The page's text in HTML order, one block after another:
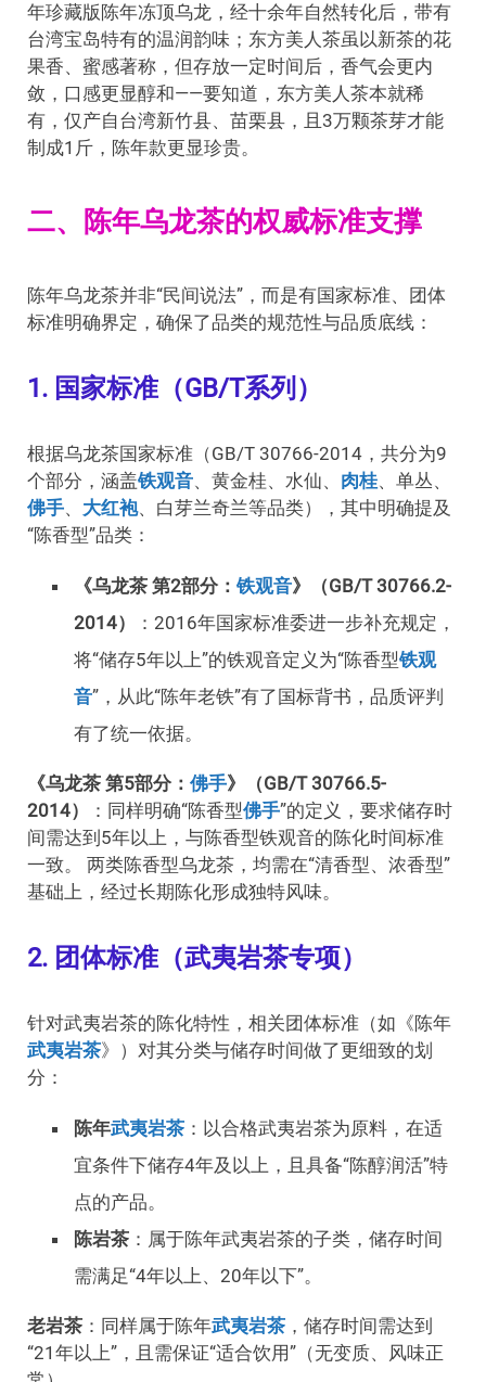
年珍藏版陈年冻顶乌龙，经十余年自然转化后，带有
台湾宝岛特有的温润韵味；东方美人茶虽以新茶的花
果香、蜜感著称，但存放一定时间后，香气会更内
敛，口感更显醇和——要知道，东方美人茶本就稀
有，仅产自台湾新竹县、苗栗县，且3万颗茶芽才能
制成1斤，陈年款更显珍贵。
二、陈年乌龙茶的权威标准支撑
陈年乌龙茶并非“民间说法”，而是有国家标准、团体
标准明确界定，确保了品类的规范性与品质底线：
1. 国家标准（GB/T系列）
根据乌龙茶国家标准（GB/T 30766-2014，共分为9
个部分，涵盖铁观音、黄金桂、水仙、 肉桂、单丛、
佛手、 大红袍、白芽兰奇兰等品类），其中明确提及
“陈香型”品类：
《乌龙茶 第2部分： 铁观音》（GB/T 30766.2-
2014）
：2016年国家标准委进一步补充规定，
将“储存5年以上”的铁观音定义为“陈香型铁观
音”，从此“陈年老铁”有了国标背书，品质评判
有了统一依据。
《乌龙茶 第5部分： 佛手》（GB/T 30766.5-
2014）
：同样明确“陈香型佛手”的定义，要求储存时
间需达到5年以上，与陈香型铁观音的陈化时间标准
一致。 两类陈香型乌龙茶，均需在“清香型、浓香型”
基础上，经过长期陈化形成独特风味。
2. 团体标准（武夷岩茶专项）
针对武夷岩茶的陈化特性，相关团体标准（如《陈年
武夷岩茶》）对其分类与储存时间做了更细致的划
分：
陈年武夷岩茶 ：以合格武夷岩茶为原料，在适
宜条件下储存4年及以上，且具备“陈醇润活”特
点的产品。
陈岩茶 ：属于陈年武夷岩茶的子类，储存时间
需满足“4年以上、20年以下”。
老岩茶 ：同样属于陈年武夷岩茶 ，储存时间需达到
“21年以上”，且需保证“适合饮用”（无变质、风味正